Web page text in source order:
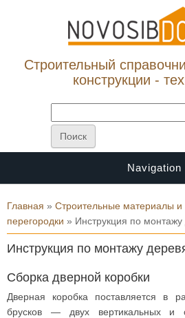
Строительный
конструкции -
Navigation
Вы здесь
Главная » Строительные материалы и
перегородки » Инструкция по
Инструкция по монтажу
Сборка дверной коробки
Дверная коробка поставляется в
брусков — двух вертикальных и